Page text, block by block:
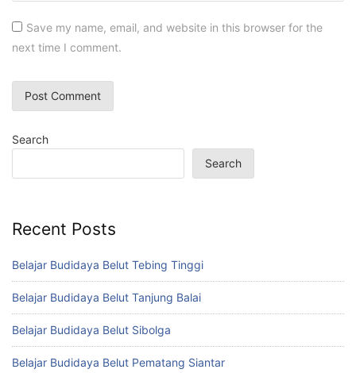
Save my name, email, and website in this browser for the
next time I comment.
Search
Search
Recent Posts
Belajar Budidaya Belut Tebing Tinggi
Belajar Budidaya Belut Tanjung Balai
Belajar Budidaya Belut Sibolga
Belajar Budidaya Belut Pematang Siantar